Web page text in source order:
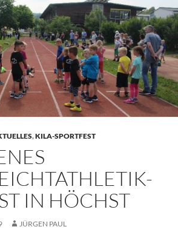
,KILA-SPORTFEST
IN HÖCHST
JÜRGEN PAUL